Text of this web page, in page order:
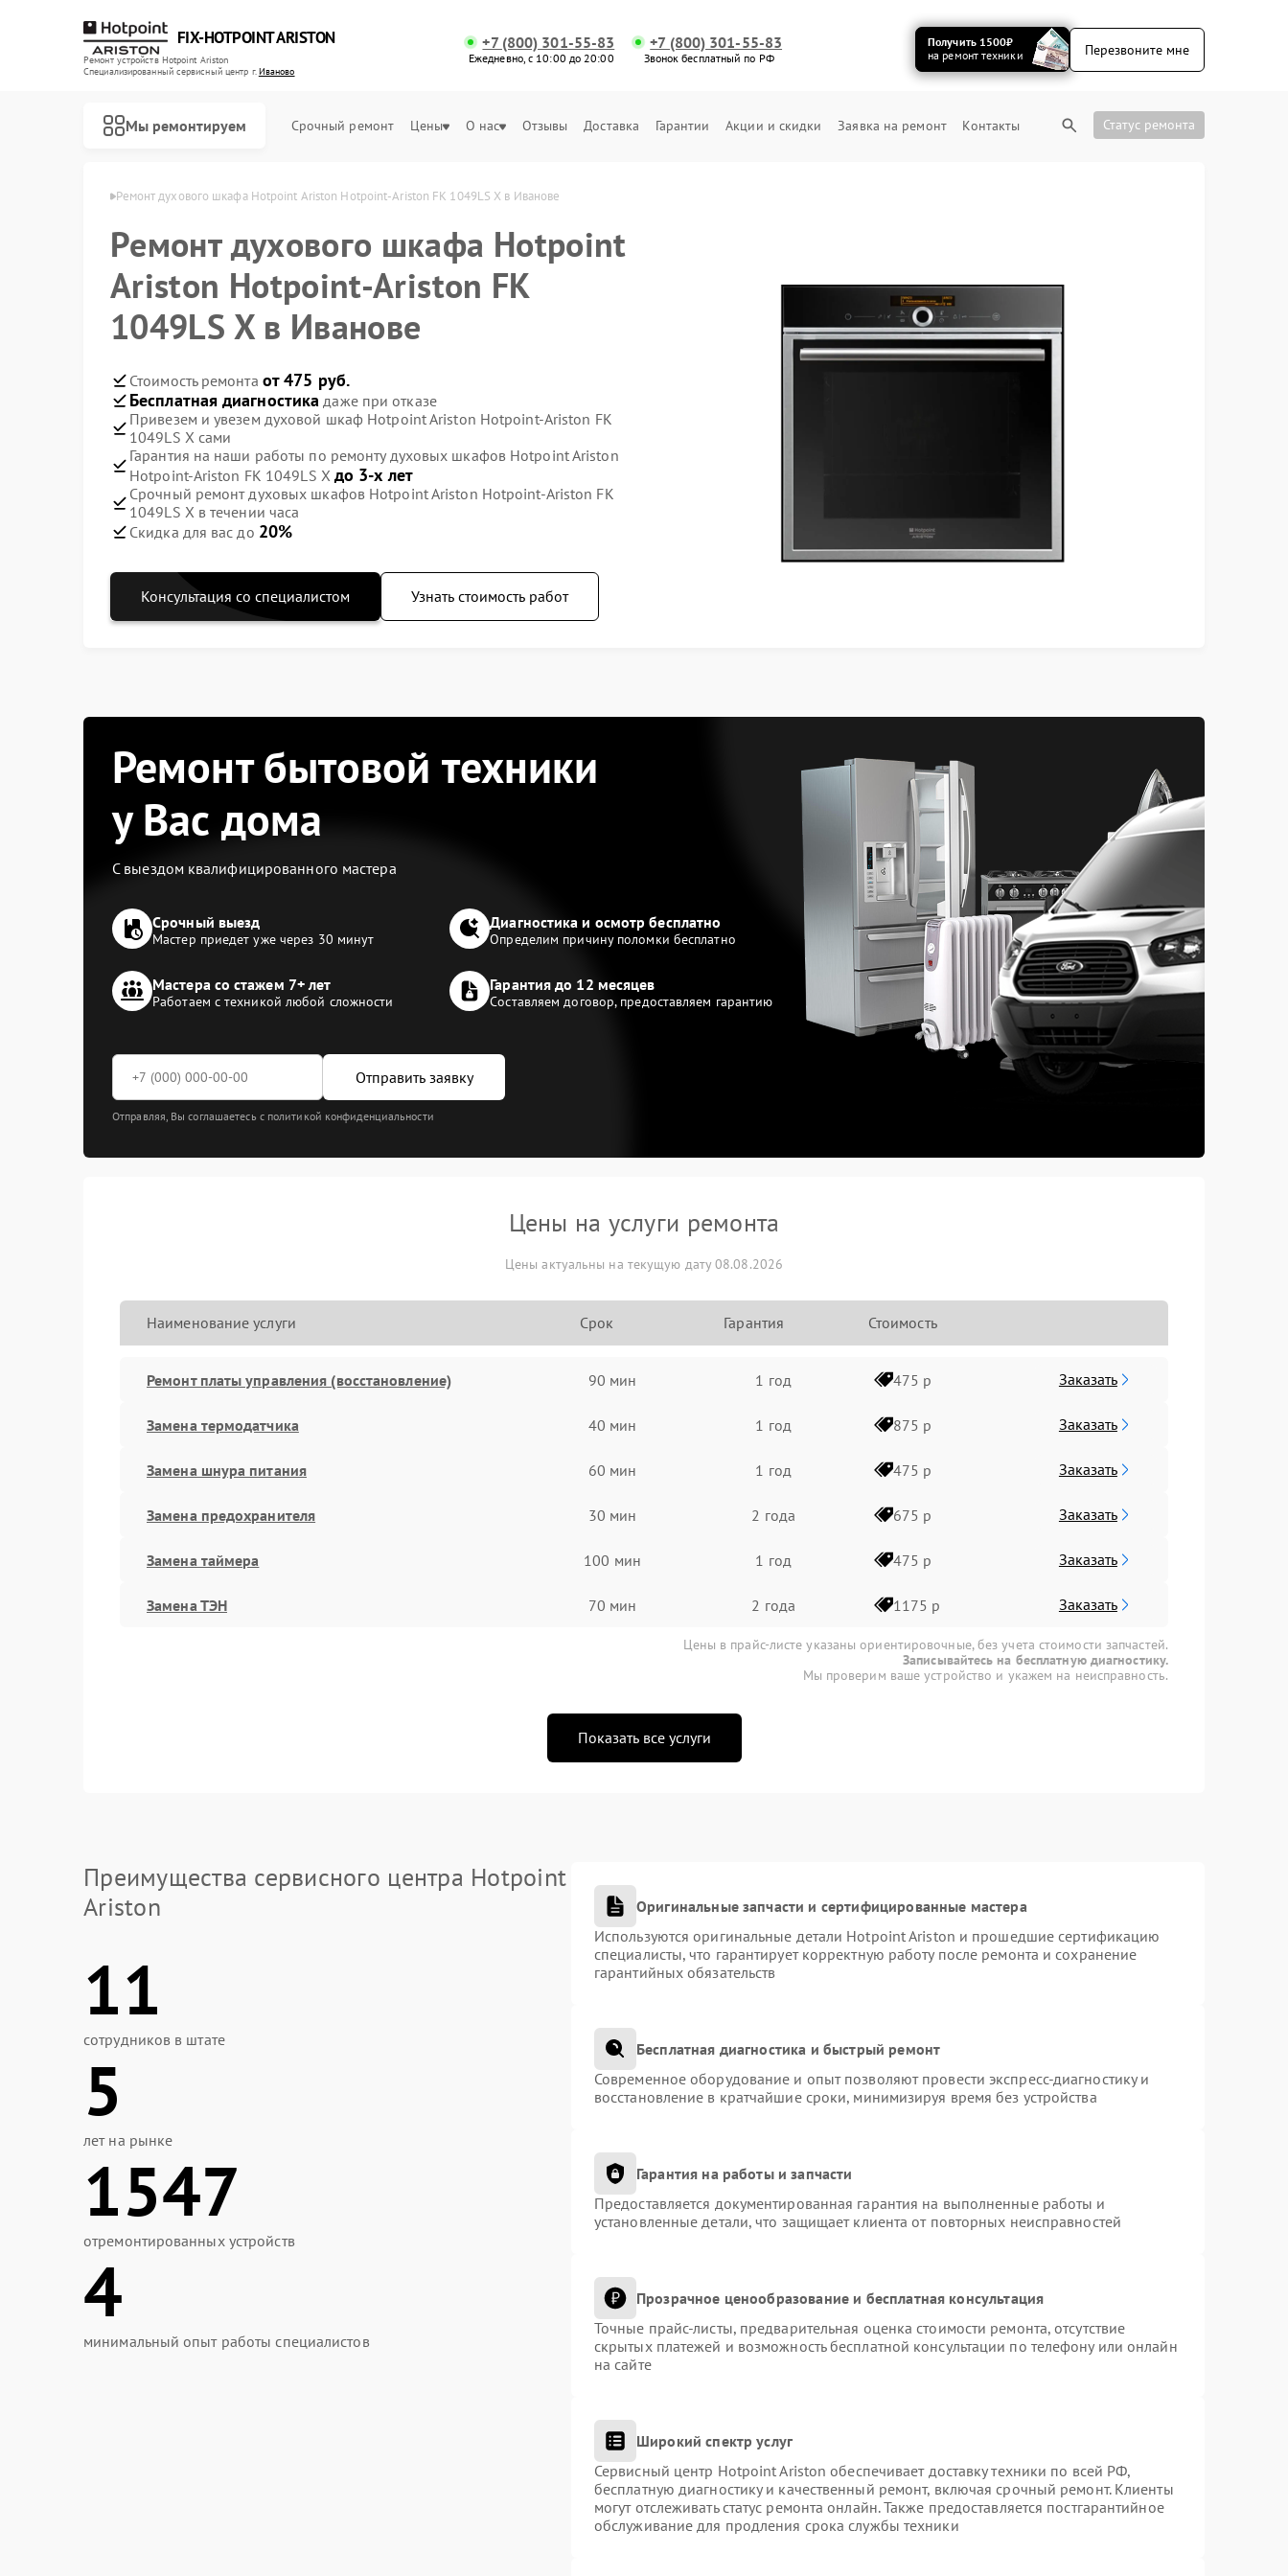
FIX-HOTPOINT ARISTON
Ремонт устройств Hotpoint Ariston
Специализированный cервисный центр г.Иваново
+7 (800) 301-55-83
Ежедневно, с 10:00 до 20:00
+7 (800) 301-55-83
Звонок бесплатный по РФ
Получить 1500₽
на ремонт техники
Перезвоните мне
Мы ремонтируем Срочный ремонт Цены О нас Отзывы Доставка Гарантии Акции и скидки Заявка на ремонт Контакты Статус ремонта
Ремонт духового шкафа Hotpoint Ariston Hotpoint-Ariston FK 1049LS X в Иванове
Ремонт духового шкафа Hotpoint
Ariston Hotpoint-Ariston FK
1049LS X в Иванове
Стоимость ремонта от 475 руб.
Бесплатная диагностика даже при отказе
Привезем и увезем духовой шкаф Hotpoint Ariston Hotpoint-Ariston FK
1049LS X сами
Гарантия на наши работы по ремонту духовых шкафов Hotpoint Ariston
Hotpoint-Ariston FK 1049LS X до 3-х лет
Срочный ремонт духовых шкафов Hotpoint Ariston Hotpoint-Ariston FK
1049LS X в течении часа
Скидка для вас до 20%
Консультация со специалистом Узнать стоимость работ
Ремонт бытовой техники
у Вас дома
С выездом квалифицированного мастера
Срочный выезд
Мастер приедет уже через 30 минут
Диагностика и осмотр бесплатно
Определим причину поломки бесплатно
Мастера со стажем 7+ лет
Работаем с техникой любой сложности
Гарантия до 12 месяцев
Составляем договор, предоставляем гарантию
Отправить заявку
Отправляя, Вы соглашаетесь с политикой конфиденциальности
Цены на услуги ремонта
Цены актуальны на текущую дату 08.08.2026
Наименование услуги Срок Гарантия Стоимость
Ремонт платы управления (восстановление) 90 мин 1 год 475 р Заказать
Замена термодатчика 40 мин 1 год 875 р Заказать
Замена шнура питания 60 мин 1 год 475 р Заказать
Замена предохранителя 30 мин 2 года 675 р Заказать
Замена таймера 100 мин 1 год 475 р Заказать
Замена ТЭН 70 мин 2 года 1175 р Заказать
Цены в прайс-листе указаны ориентировочные, без учета стоимости запчастей.
Записывайтесь на бесплатную диагностику.
Мы проверим ваше устройство и укажем на неисправность.
Показать все услуги
Преимущества сервисного центра Hotpoint
Ariston
11
сотрудников в штате
5
лет на рынке
1547
отремонтированных устройств
4
минимальный опыт работы специалистов
Оригинальные запчасти и сертифицированные мастера
Используются оригинальные детали Hotpoint Ariston и прошедшие сертификацию
специалисты, что гарантирует корректную работу после ремонта и сохранение
гарантийных обязательств
Бесплатная диагностика и быстрый ремонт
Современное оборудование и опыт позволяют провести экспресс-диагностику и
восстановление в кратчайшие сроки, минимизируя время без устройства
Гарантия на работы и запчасти
Предоставляется документированная гарантия на выполненные работы и
установленные детали, что защищает клиента от повторных неисправностей
Прозрачное ценообразование и бесплатная консультация
Точные прайс-листы, предварительная оценка стоимости ремонта, отсутствие
скрытых платежей и возможность бесплатной консультации по телефону или онлайн
на сайте
Широкий спектр услуг
Сервисный центр Hotpoint Ariston обеспечивает доставку техники по всей РФ,
бесплатную диагностику и качественный ремонт, включая срочный ремонт. Клиенты
могут отслеживать статус ремонта онлайн. Также предоставляется постгарантийное
обслуживание для продления срока службы техники